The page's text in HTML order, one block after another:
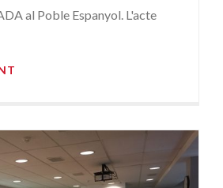
al Poble Espanyol. L'acte